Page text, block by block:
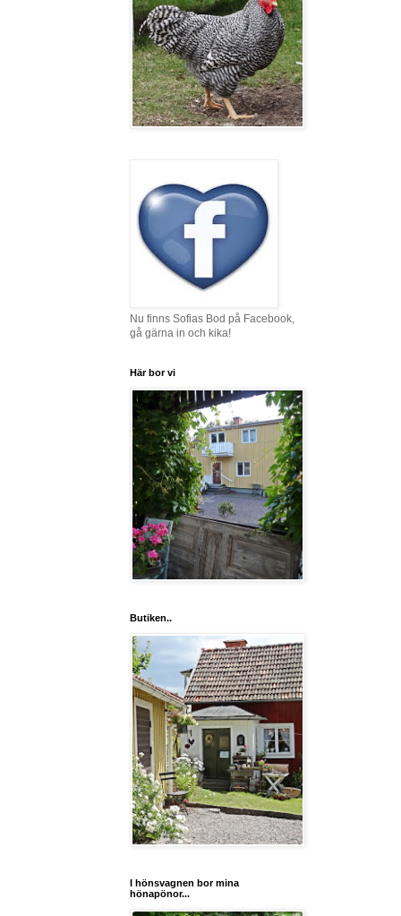
Nu finns Sofias Bod på Facebook,
gå gärna in och kika!
Här bor vi
Butiken..
I hönsvagnen bor mina
hönapönor...